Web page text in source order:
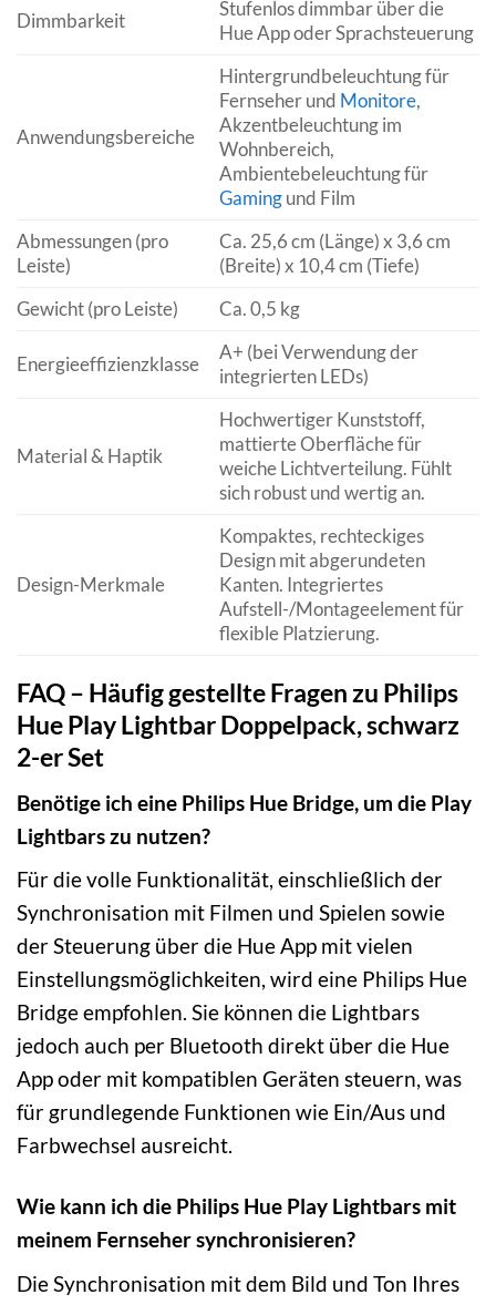
Dimmbarkeit
Stufenlos dimmbar über die
Hue App oder Sprachsteuerung
Anwendungsbereiche
Hintergrundbeleuchtung für
Fernseher und Monitore,
Akzentbeleuchtung im
Wohnbereich,
Ambientebeleuchtung für
Gamingund Film
Abmessungen (pro
Leiste)
Ca. 25,6 cm (Länge) x 3,6 cm
(Breite) x 10,4 cm (Tiefe)
Gewicht (pro Leiste)
Ca. 0,5 kg
Energieeffizienzklasse
A+ (bei Verwendung der
integrierten LEDs)
Material & Haptik
Hochwertiger Kunststoff,
mattierte Oberfläche für
weiche Lichtverteilung. Fühlt
sich robust und wertig an.
Design-Merkmale
Kompaktes, rechteckiges
Design mit abgerundeten
Kanten. Integriertes
Aufstell-/Montageelement für
flexible Platzierung.
FAQ – Häufig gestellte Fragen zu Philips
Hue Play Lightbar Doppelpack, schwarz
2-er Set
Benötige ich eine Philips Hue Bridge, um die Play
Lightbars zu nutzen?
Für die volle Funktionalität, einschließlich der
Synchronisation mit Filmen und Spielen sowie
der Steuerung über die Hue App mit vielen
Einstellungsmöglichkeiten, wird eine Philips Hue
Bridge empfohlen. Sie können die Lightbars
jedoch auch per Bluetooth direkt über die Hue
App oder mit kompatiblen Geräten steuern, was
für grundlegende Funktionen wie Ein/Aus und
Farbwechsel ausreicht.
Wie kann ich die Philips Hue Play Lightbars mit
meinem Fernseher synchronisieren?
Die Synchronisation mit dem Bild und Ton Ihres